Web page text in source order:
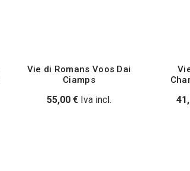
Vie di Romans Voos Dai
Ciamps
55,00€ Iva incl.